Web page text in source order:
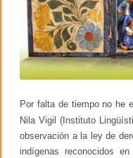
Por falta de tiempo no he
Nila Vigil (Instituto
observación a la ley de
indígenas reconocidos